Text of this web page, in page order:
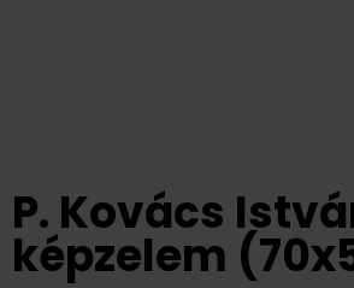
P. Kovács
képzelem